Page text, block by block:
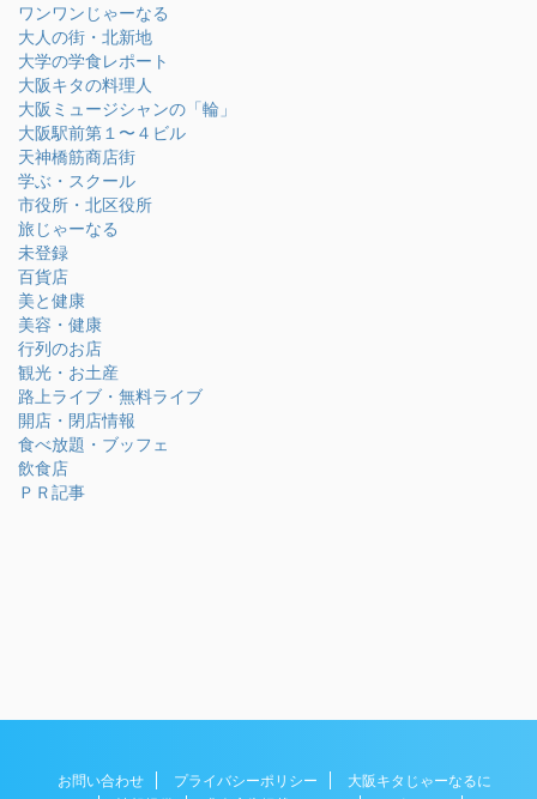
ワンワンじゃーなる
大人の街・北新地
大学の学食レポート
大阪キタの料理人
大阪ミュージシャンの「輪」
大阪駅前第１〜４ビル
天神橋筋商店街
学ぶ・スクール
市役所・北区役所
旅じゃーなる
未登録
百貨店
美と健康
美容・健康
行列のお店
観光・お土産
路上ライブ・無料ライブ
開店・閉店情報
食べ放題・ブッフェ
飲食店
ＰＲ記事
お問い合わせ プライバシーポリシー
大阪キタじゃーなるに